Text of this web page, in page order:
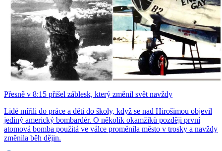
Přesně v 8:15 přišel záblesk, který změnil svět navždy
Lidé mířili do práce a děti do školy, když se nad Hirošimou objevil
jediný americký bombardér. O několik okamžiků později první
atomová bomba použitá ve válce proměnila město v trosky a navždy
změnila běh dějin.